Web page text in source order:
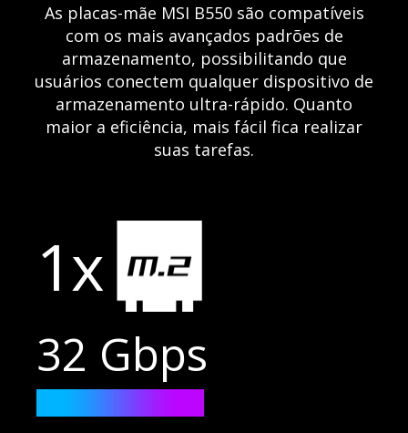
As placas-mãe MSI B550 são compatíveis
com os mais avançados padrões de
armazenamento, possibilitando que
usuários conectem qualquer dispositivo de
armazenamento ultra-rápido. Quanto
maior a eficiência, mais fácil fica realizar
suas tarefas.
1x
32 Gbps